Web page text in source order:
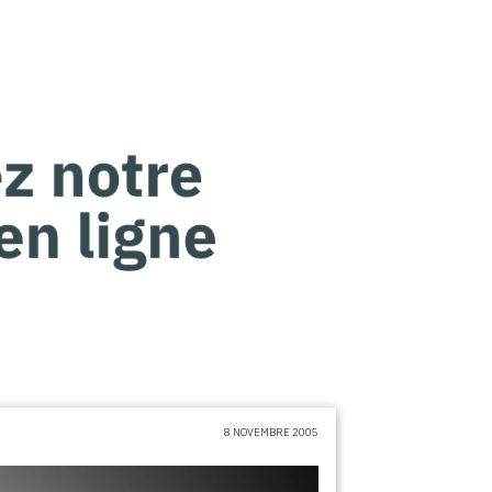
8 NOVEMBRE 2005